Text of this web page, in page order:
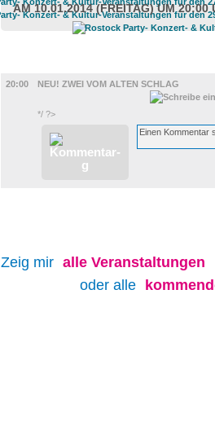
AM 10.01.2014 (FREITAG) UM 20:00
20:00
NEU! ZWEI VOM ALTEN SCHLAG
*/ ?>
Zeig mir alle Veranstaltungen
oder alle